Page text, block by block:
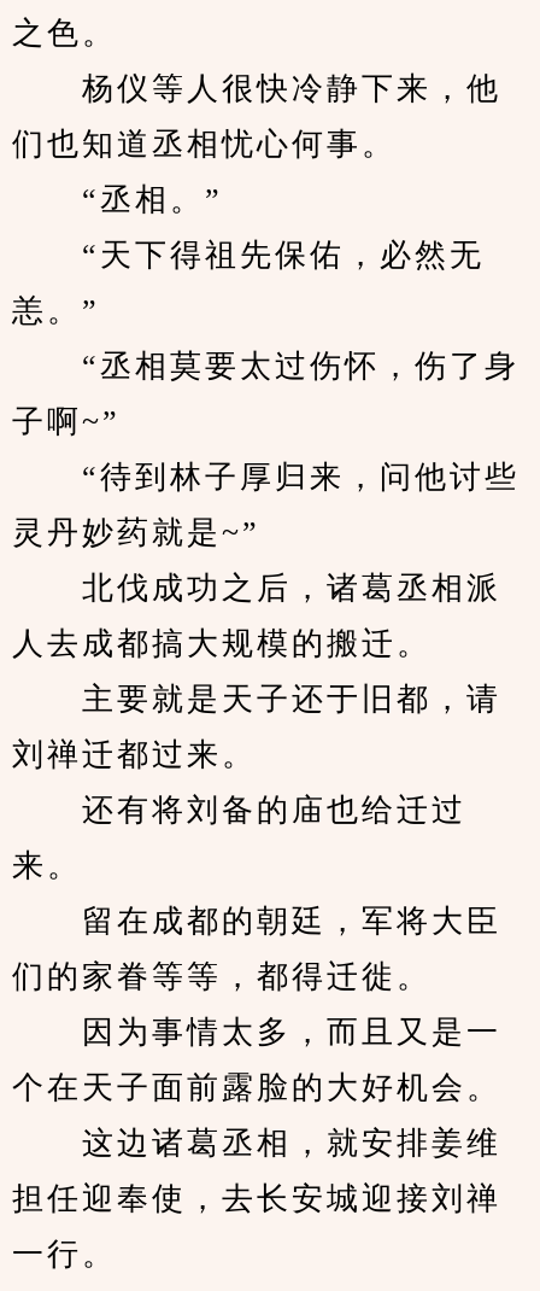
之色。
杨仪等人很快冷静下来，他
们也知道丞相忧心何事。
“丞相。”
“天下得祖先保佑，必然无
恙。”
“丞相莫要太过伤怀，伤了身
子啊~”
“待到林子厚归来，问他讨些
灵丹妙药就是~”
北伐成功之后，诸葛丞相派
人去成都搞大规模的搬迁。
主要就是天子还于旧都，请
刘禅迁都过来。
还有将刘备的庙也给迁过
来。
留在成都的朝廷，军将大臣
们的家眷等等，都得迁徙。
因为事情太多，而且又是一
个在天子面前露脸的大好机会。
这边诸葛丞相，就安排姜维
担任迎奉使，去长安城迎接刘禅
一行。